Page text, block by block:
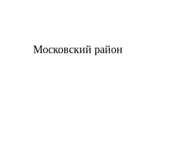
Московский район